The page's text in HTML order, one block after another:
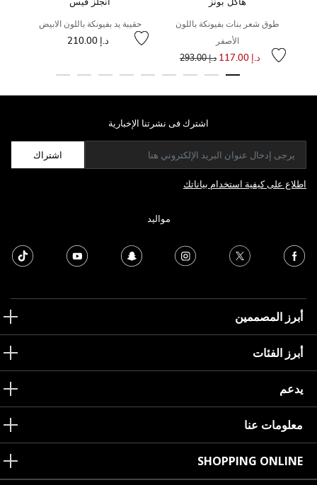
سعر مخفض من
سعر مخفض من
إلى
طوق شعر بنات بفيونكة باللون
الأصفر
د.إ 117.00 د.إ 293.00
حقيبة يد بفيونكة باللون الابيض
د.إ 210.00
اشترك فى نشرتنا الإخبارية
اشتراك
اطلاع على كيفية استخدام بياناتك
مواليد
أبرز المصممين
أبرز الفئات
يدعم
معلومات عنا
SHOPPING ONLINE